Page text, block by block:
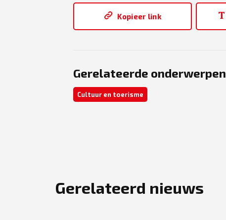
Kopieer link
Gerelateerde onderwerpen
Cultuur en toerisme
Gerelateerd nieuws